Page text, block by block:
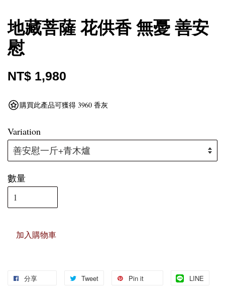
地藏菩薩 花供香 無憂 善安
慰
NT$ 1,980
購買此產品可獲得 3960 香灰
Variation
數量
加入購物車
分享 Tweet Pin it LINE